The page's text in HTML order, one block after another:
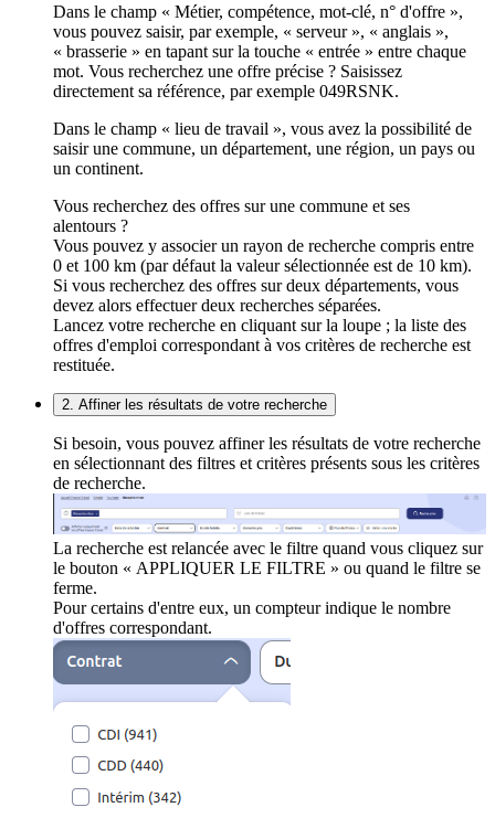
Dans le champ « Métier, compétence, mot-clé, n° d'offre »,
vous pouvez saisir, par exemple, « serveur », « anglais »,
« brasserie » en tapant sur la touche « entrée » entre chaque
mot. Vous recherchez une offre précise ? Saisissez
directement sa référence, par exemple 049RSNK.
Dans le champ « lieu de travail », vous avez la possibilité de
saisir une commune, un département, une région, un pays ou
un continent.
Vous recherchez des offres sur une commune et ses
alentours ?
Vous pouvez y associer un rayon de recherche compris entre
0 et 100 km (par défaut la valeur sélectionnée est de 10 km).
Si vous recherchez des offres sur deux départements, vous
devez alors effectuer deux recherches séparées.
Lancez votre recherche en cliquant sur la loupe ; la liste des
offres d'emploi correspondant à vos critères de recherche est
restituée.
2. Affiner les résultats de votre recherche
Si besoin, vous pouvez affiner les résultats de votre recherche
en sélectionnant des filtres et critères présents sous les critères
de recherche.
La recherche est relancée avec le filtre quand vous cliquez sur
le bouton « APPLIQUER LE FILTRE » ou quand le filtre se
ferme.
Pour certains d'entre eux, un compteur indique le nombre
d'offres correspondant.